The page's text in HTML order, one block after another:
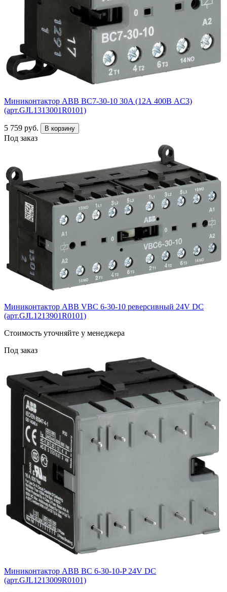
Миниконтактор ABB ВC7-30-10 30A (12А 400В AC3)
(арт.GJL1313001R0101)
5 759 руб. В корзину
Под заказ
Миниконтактор ABB VВC 6-30-10 реверсивный 24V DC
(арт.GJL1213901R0101)
Cтоимость уточняйте у менеджера
Под заказ
Миниконтактор ABB ВС 6-30-10-P 24V DC
(арт.GJL1213009R0101)